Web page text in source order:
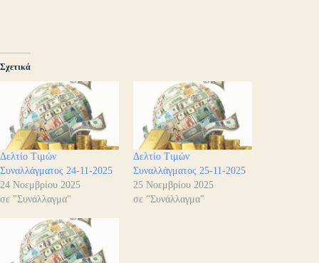
Σχετικά
Δελτίο Τιμών
Συναλλάγματος 24-11-2025
24 Νοεμβρίου 2025
σε "Συνάλλαγμα"
Δελτίο Τιμών
Συναλλάγματος 25-11-2025
25 Νοεμβρίου 2025
σε "Συνάλλαγμα"